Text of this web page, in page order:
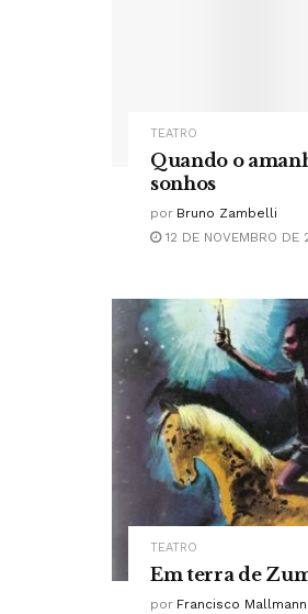
TEATRO
Quando o
sonhos
por Bruno Zambelli
12 DE NOVEMBRO DE
TEATRO
Em terra de
por Francisco Mallmann